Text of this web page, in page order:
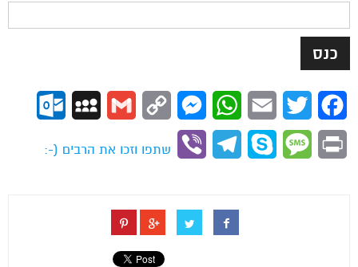
Facebook
Twitter
Email
WhatsApp
Messenger
Copy
Gmail
MySpace
Print
Message
Skype
Telegram
Viber
שתפו וזכו את הרבים (-: